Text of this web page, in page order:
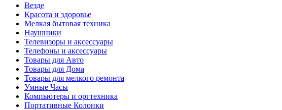
Везде
Красота и здоровье
Мелкая бытовая техника
Наушники
Телевизоры и аксессуары
Телефоны и аксессуары
Товары для Авто
Товары для Дома
Товары для мелкого ремонта
Умные Часы
Компьютеры и оргтехника
Портативные Колонки